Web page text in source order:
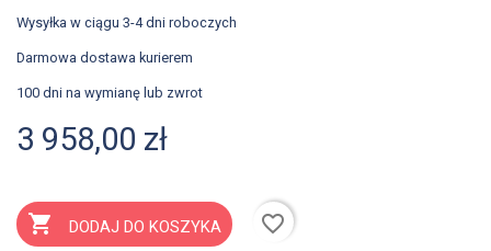
Wysyłka w ciągu 3-4 dni roboczych
Darmowa dostawa kurierem
100 dni na wymianę lub zwrot
3 958,00 zł
 DODAJ DO KOSZYKA
favorite_border